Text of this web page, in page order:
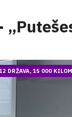
DRŽAVA, 15 000